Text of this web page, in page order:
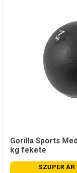
Gorilla Sports
kg fekete
SZUPER ÁR